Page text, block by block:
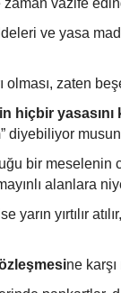
zaman vazife
ve yasa
olması, zaten
hiçbir
” diyebiliyor
bir meselenin
alanlara
yarın yırtılır
ne karşı